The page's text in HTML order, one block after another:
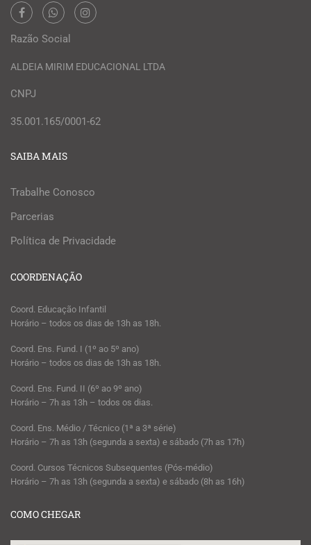
Razão Social
ALDEIA MIRIM EDUCACIONAL LTDA
CNPJ
35.001.165/0001-62
SAIBA MAIS
Trabalhe Conosco
Parcerias
Política de Privacidade
COORDENAÇÃO
Coord. Educação Infantil
Horário – todos os dias de 13h as 18h.
Coord. Ens. Fund. I (1º ao 5º ano)
Horário – todos os dias de 13h as 18h.
Coord. Ens. Fund. II (6º ao 9º ano)
Horário – 7h as 13h – todos os dias.
Coord. Ens. Médio / Técnico (1ª a 3ª série)
Horário – 7h as 13h (segunda a sexta) e sábado (7h as 17h)
Coord. Cursos Técnicos Subsequentes (Pós-médio)
Horário – 7h as 13h (segunda a sexta) e sábado (8h as 16h)
COMO CHEGAR